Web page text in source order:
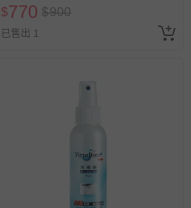
$770 $900
已售出 1